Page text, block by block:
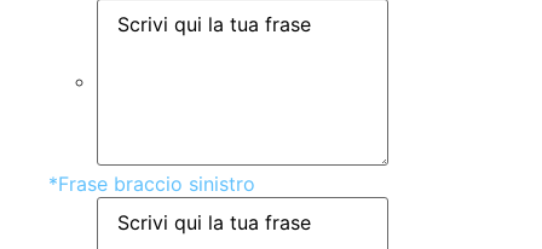
*Frase braccio sinistro